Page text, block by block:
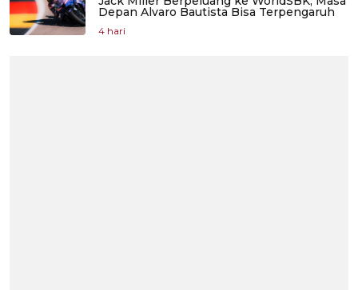
Depan Alvaro Bautista Bisa Terpengaruh
4 hari